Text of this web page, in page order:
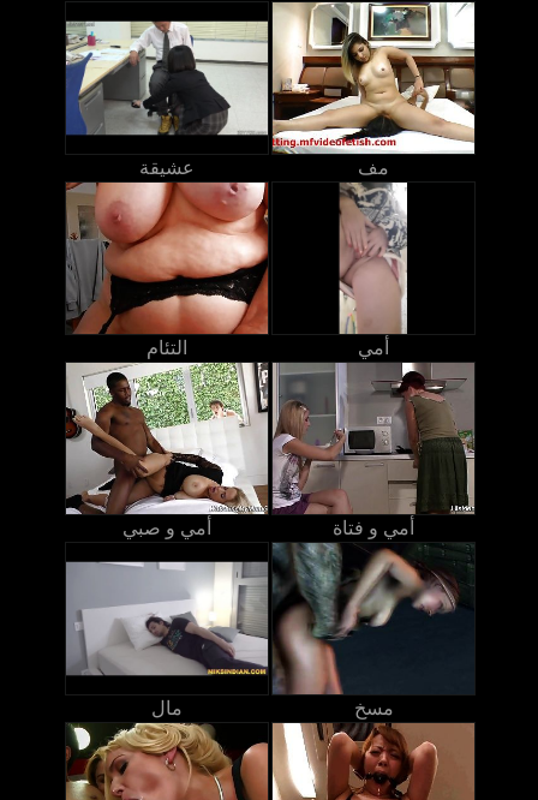
عشيقة مف
التئام أمي
أمي و صبي أمي و فتاة
مال مسخ